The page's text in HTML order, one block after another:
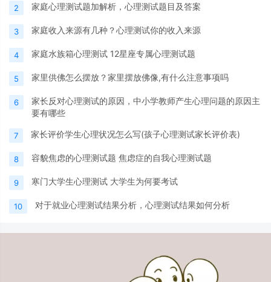
2 家庭心理测试题加解析，心理测试题目及答案
3 家庭收入来源有几种？心理测试你的收入来源
4 家庭水族箱心理测试 12星座专属心理测试题
5 家里供佛怎么摆放？家里摆放佛像,有什么注意事项吗
6
家长反对心理测试的原因，中小学教师产生心理问题的原因主
要有哪些
7 家长评价学生心理状况怎么写(孩子心理测试家长评价表)
8 容貌焦虑的心理测试题 焦虑症的自我心理测试题
9 寒门大学生心理测试 大学生为何要考试
10 对于就业心理测试结果分析，心理测试结果如何分析